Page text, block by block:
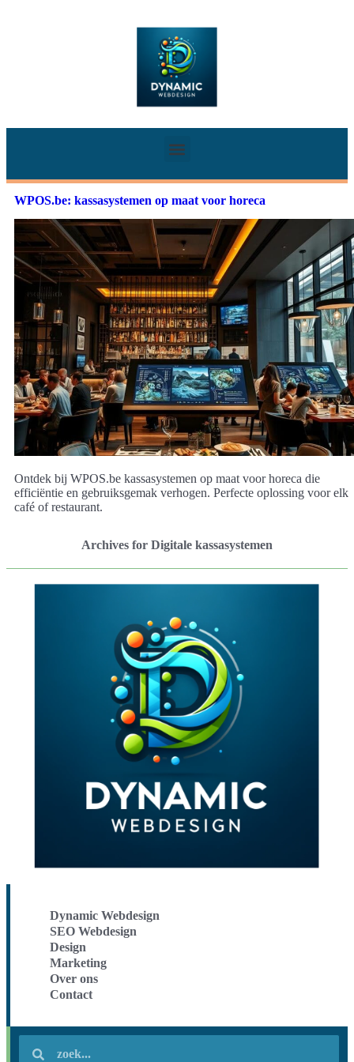
WPOS.be: kassasystemen op maat voor horeca
Ontdek bij WPOS.be kassasystemen op maat voor horeca die
efficiëntie en gebruiksgemak verhogen. Perfecte oplossing voor elk
café of restaurant.
Archives for Digitale kassasystemen
Dynamic Webdesign
SEO Webdesign
Design
Marketing
Over ons
Contact